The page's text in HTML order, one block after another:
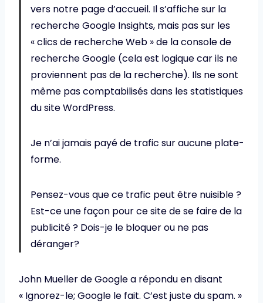
vers notre page d’accueil. Il s’affiche sur la
recherche Google Insights, mais pas sur les
« clics de recherche Web » de la console de
recherche Google (cela est logique car ils ne
proviennent pas de la recherche). Ils ne sont
même pas comptabilisés dans les statistiques
du site WordPress.
Je n’ai jamais payé de trafic sur aucune plate-
forme.
Pensez-vous que ce trafic peut être nuisible ?
Est-ce une façon pour ce site de se faire de la
publicité ? Dois-je le bloquer ou ne pas
déranger?
John Mueller de Google a répondu en disant
« Ignorez-le; Google le fait. C’est juste du spam. »